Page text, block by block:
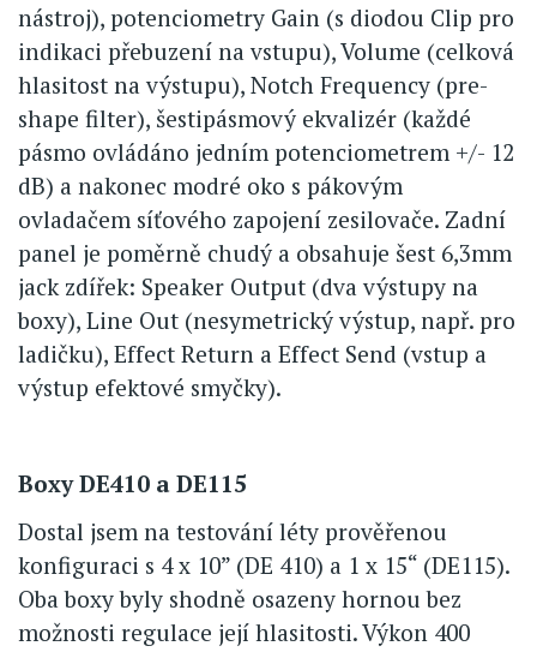
nástroj), potenciometry Gain (s diodou Clip pro
indikaci přebuzení na vstupu), Volume (celková
hlasitost na výstupu), Notch Frequency (pre-
shape filter), šestipásmový ekvalizér (každé
pásmo ovládáno jedním potenciometrem +/- 12
dB) a nakonec modré oko s pákovým
ovladačem síťového zapojení zesilovače. Zadní
panel je poměrně chudý a obsahuje šest 6,3mm
jack zdířek: Speaker Output (dva výstupy na
boxy), Line Out (nesymetrický výstup, např. pro
ladičku), Effect Return a Effect Send (vstup a
výstup efektové smyčky).
Boxy DE410 a DE115
Dostal jsem na testování léty prověřenou
konfiguraci s 4 x 10” (DE 410) a 1 x 15“ (DE115).
Oba boxy byly shodně osazeny hornou bez
možnosti regulace její hlasitosti. Výkon 400